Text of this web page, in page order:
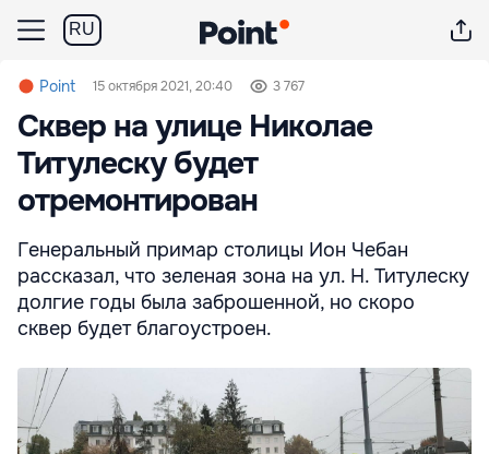
RU
Point 15 октября 2021, 20:40 3 767
Сквер на улице Николае
Титулеску будет
отремонтирован
Генеральный примар столицы Ион Чебан
рассказал, что зеленая зона на ул. Н. Титулеску
долгие годы была заброшенной, но скоро
сквер будет благоустроен.